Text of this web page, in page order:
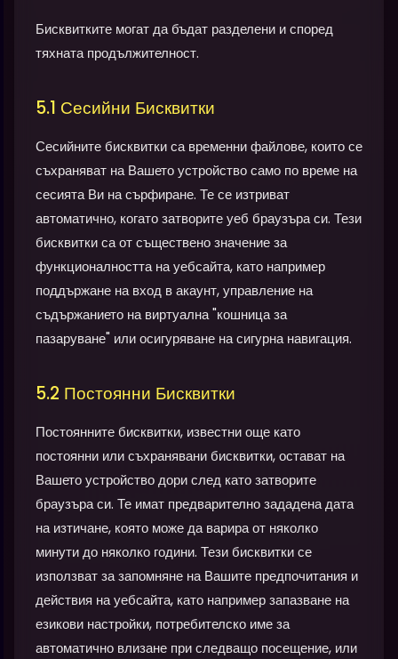
Бисквитките могат да бъдат разделени и според
тяхната продължителност.
5.1 Сесийни Бисквитки
Сесийните бисквитки са временни файлове, които се
съхраняват на Вашето устройство само по време на
сесията Ви на сърфиране. Те се изтриват
автоматично, когато затворите уеб браузъра си. Тези
бисквитки са от съществено значение за
функционалността на уебсайта, като например
поддържане на вход в акаунт, управление на
съдържанието на виртуална "кошница за
пазаруване" или осигуряване на сигурна навигация.
5.2 Постоянни Бисквитки
Постоянните бисквитки, известни още като
постоянни или съхранявани бисквитки, остават на
Вашето устройство дори след като затворите
браузъра си. Те имат предварително зададена дата
на изтичане, която може да варира от няколко
минути до няколко години. Тези бисквитки се
използват за запомняне на Вашите предпочитания и
действия на уебсайта, като например запазване на
езикови настройки, потребителско име за
автоматично влизане при следващо посещение, или